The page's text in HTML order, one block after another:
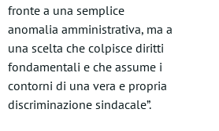
fronte a una semplice
anomalia amministrativa, ma a
una scelta che colpisce diritti
fondamentali e che assume i
contorni di una vera e propria
discriminazione sindacale”.